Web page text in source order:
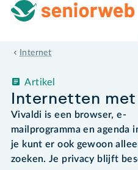
Internet
Internetten
Artikel
Vivaldi is een browser, e-
mailprogramma en agenda
je kunt er ook gewoon
zoeken. Je privacy blijft